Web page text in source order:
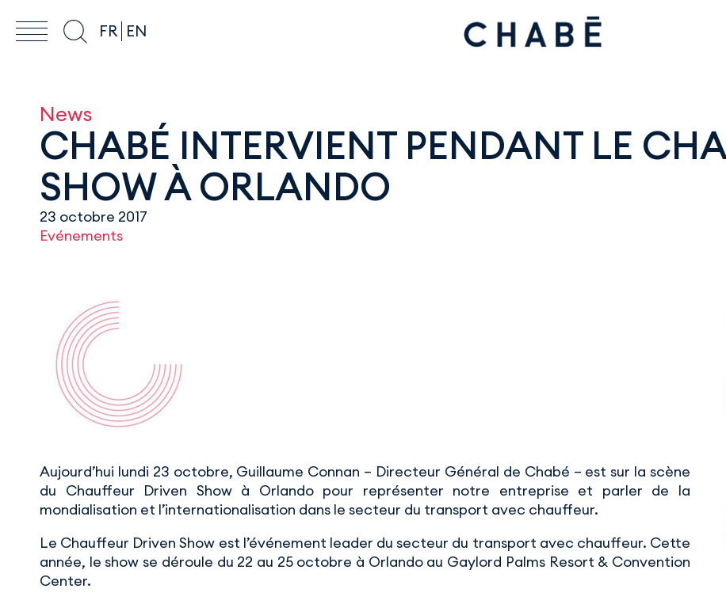
FR EN
News
CHABÉ INTERVIENT PENDANT LE
SHOW À ORLANDO
23 octobre 2017
Evénements
Aujourd’hui lundi 23 octobre, Guillaume Connan – Directeur Général de Chabé – est sur la scène
du Chauffeur Driven Show à Orlando pour représenter notre entreprise et parler de la
mondialisation et l’internationalisation dans le secteur du transport avec chauffeur.
Le Chauffeur Driven Show est l’événement leader du secteur du transport avec chauffeur. Cette
année, le show se déroule du 22 au 25 octobre à Orlando au Gaylord Palms Resort & Convention
Center.